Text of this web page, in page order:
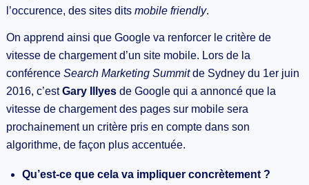
l’occurence, des sites dits mobile friendly.
On apprend ainsi que Google va renforcer le critère de
vitesse de chargement d’un site mobile. Lors de la
conférence Search Marketing Summitde Sydney du 1er juin
2016, c’estGary Illyesde Google qui a annoncé que la
vitesse de chargement des pages sur mobile sera
prochainement un critère pris en compte dans son
algorithme, de façon plus accentuée.
Qu’est-ce que cela va impliquer concrètement ?